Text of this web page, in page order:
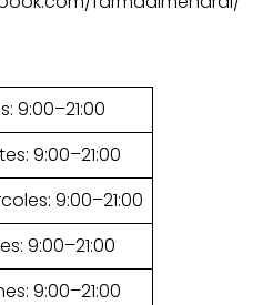
9:00–21:00
9:00–21:00
9:00–21:00
9:00–21:00
9:00–21:00